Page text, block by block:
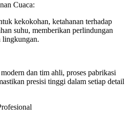
Cuaca:
kekokohan, ketahanan terhadap
suhu, memberikan perlindungan
lingkungan.
dan tim ahli, proses pabrikasi
presisi tinggi dalam setiap detail